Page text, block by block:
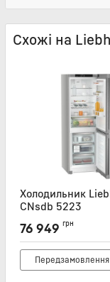
Схожі на
Холодильник
CNsdb 5223
CNSDB5223
76 949 грн
Передзамовлення